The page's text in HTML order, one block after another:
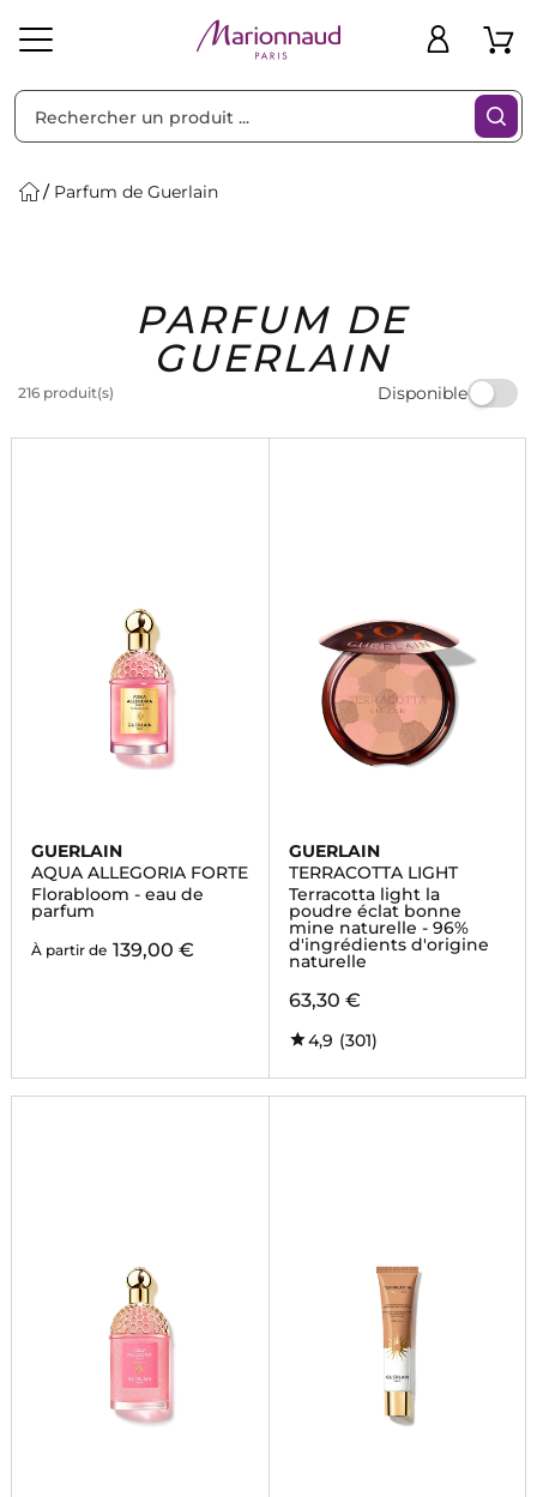
Homme Marques Idées
Cadeaux
Bons
Parfum de Guerlain
PARFUM DE
GUERLAIN
216 produit(s) Disponible
Filtres
GUERLAIN
AQUA ALLEGORIA FORTE
Florabloom - eau de
parfum
À partir de 139,00 €
GUERLAIN
TERRACOTTA LIGHT
Terracotta light la
poudre éclat bonne
mine naturelle - 96%
d'ingrédients d'origine
naturelle
63,30 €
4,9 (301)